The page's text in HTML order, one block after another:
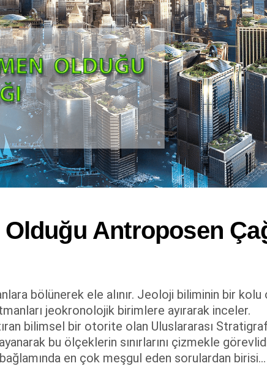
Antroposen
bölünerek ele alınır. Jeoloji biliminin bir kolu
jeokronolojik birimlere ayırarak inceler.
bilimsel bir otorite olan Uluslararası
bu ölçeklerin sınırlarını çizmekle
en çok meşgul eden sorulardan birisi...